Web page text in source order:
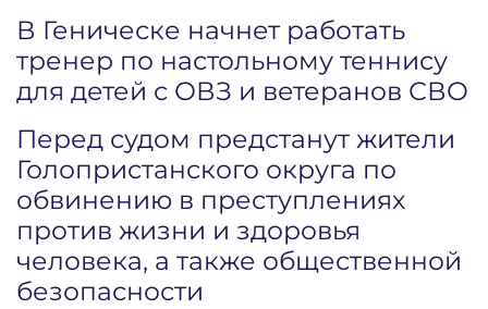
В Геническе начнет работать
тренер по настольному теннису
для детей с ОВЗ и ветеранов СВО
Перед судом предстанут жители
Голопристанского округа по
обвинению в преступлениях
против жизни и здоровья
человека, а также общественной
безопасности